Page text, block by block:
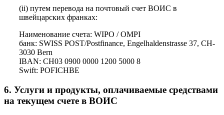
(ii) путем перевода на почтовый счет ВОИС в
швейцарских франках:
Наименование счета: WIPO / OMPI
банк: SWISS POST/Postfinance, Engelhaldenstrasse 37, CH-
3030 Bern
IBAN: CH03 0900 0000 1200 5000 8
Swift: POFICHBE
6. Услуги и продукты, оплачиваемые средствами
на текущем счете в ВОИС